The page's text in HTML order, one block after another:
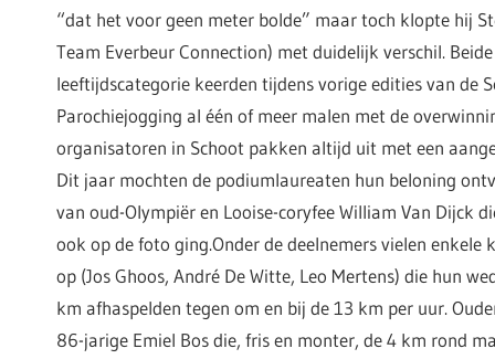
“dat het voor geen meter bolde” maar toch klopte hij
Team Everbeur Connection) met duidelijk verschil.
leeftijdscategorie keerden tijdens vorige edities van de
Parochiejogging al één of meer malen met de
organisatoren in Schoot pakken altijd uit met een
Dit jaar mochten de podiumlaureaten hun beloning
van oud-Olympiër en Looise-coryfee William Van Dijck
ook op de foto ging.Onder de deelnemers vielen enkele
op (Jos Ghoos, André De Witte, Leo Mertens) die hun
km afhaspelden tegen om en bij de 13 km per uur.
86-jarige Emiel Bos die, fris en monter, de 4 km rond